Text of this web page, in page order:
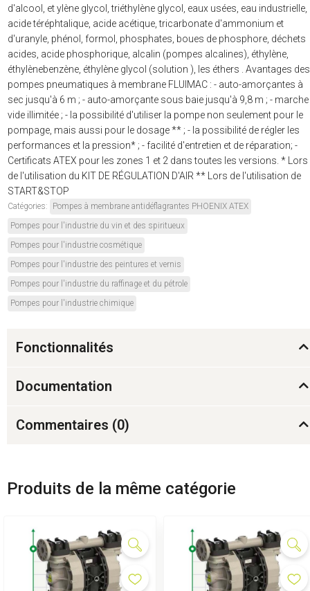
d'alcool, et ylène glycol, triéthylène glycol, eaux usées, eau industrielle,
acide téréphtalique, acide acétique, tricarbonate d'ammonium et
d'uranyle, phénol, formol, phosphates, boues de phosphore, déchets
acides, acide phosphorique, alcalin (pompes alcalines), éthylène,
éthylènebenzène, éthylène glycol (solution ), les éthers . Avantages des
pompes pneumatiques à membrane FLUIMAC : - auto-amorçantes à
sec jusqu'à 6 m ; - auto-amorçante sous baie jusqu'à 9,8 m ; - marche
vide illimitée ; - la possibilité d'utiliser la pompe non seulement pour le
pompage, mais aussi pour le dosage ** ; - la possibilité de régler les
performances et la pression* ; - facilité d'entretien et de réparation; -
Certificats ATEX pour les zones 1 et 2 dans toutes les versions. * Lors
de l'utilisation du KIT DE RÉGULATION D'AIR ** Lors de l'utilisation de
START&STOP
Catégories:
Pompes à membrane antidéflagrantes PHOENIX ATEX
Pompes pour l'industrie du vin et des spiritueux
Pompes pour l'industrie cosmétique
Pompes pour l'industrie des peintures et vernis
Pompes pour l'industrie du raffinage et du pétrole
Pompes pour l'industrie chimique
Fonctionnalités
Documentation
Commentaires (0)
Produits de la même catégorie